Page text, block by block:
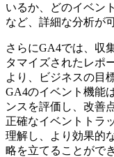
いるか、どのイベン
など、詳細な分析が
さらにGA4では、収
タマイズされたレポ
より、ビジネスの目
GA4のイベント機能
ンスを評価し、改善
正確なイベントトラ
理解し、より効果的
略を立てることがで